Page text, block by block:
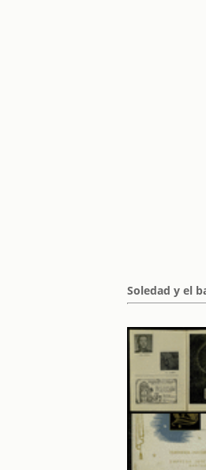
Soledad y el